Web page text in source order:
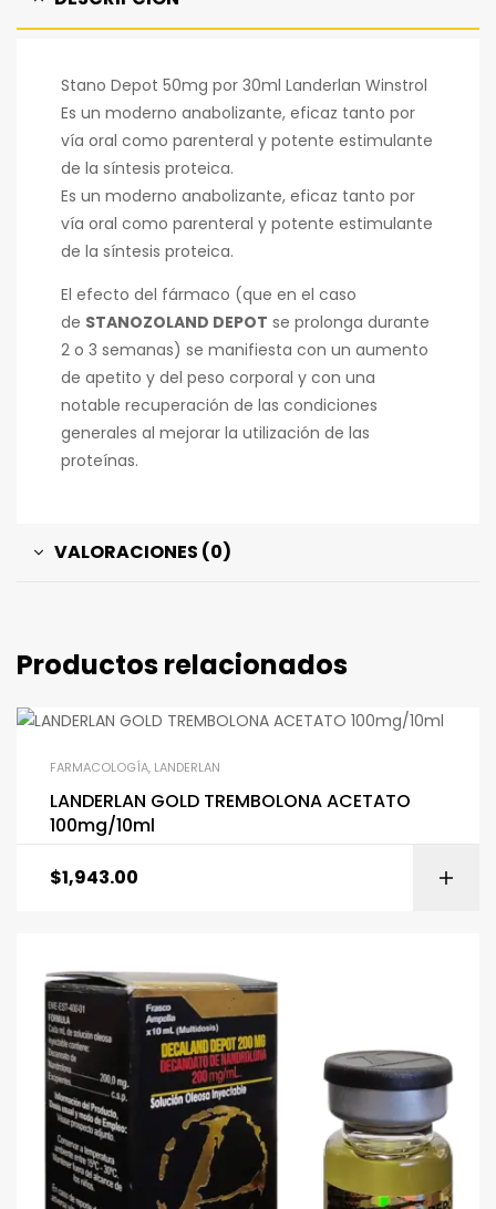
Stano Depot 50mg por 30ml Landerlan Winstrol
Es un moderno anabolizante, eficaz tanto por
vía oral como parenteral y potente estimulante
de la síntesis proteica.
Es un moderno anabolizante, eficaz tanto por
vía oral como parenteral y potente estimulante
de la síntesis proteica.
El efecto del fármaco (que en el caso
de STANOZOLAND DEPOT se prolonga durante
2 o 3 semanas) se manifiesta con un aumento
de apetito y del peso corporal y con una
notable recuperación de las condiciones
generales al mejorar la utilización de las
proteínas.
VALORACIONES (0)
Productos relacionados
FARMACOLOGÍA, LANDERLAN
LANDERLAN GOLD TREMBOLONA ACETATO
100mg/10ml
$1,943.00